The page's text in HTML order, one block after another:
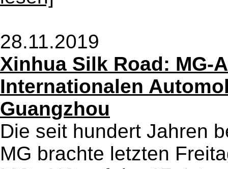
28.11.2019
Xinhua Silk Road: MG-
Internationalen
Guangzhou
Die seit hundert Jahren
MG brachte letzten